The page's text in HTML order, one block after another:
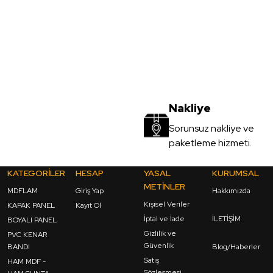
Nakliye
Sorunsuz nakliye ve
paketleme hizmeti.
KATEGORİLER
MDFLAM
KAPAK PANEL
BOYALI PANEL
PVC KENAR
BANDI
HAM MDF -
HESAP
Giriş Yap
Kayıt Ol
YASAL
METİNLER
Kişisel Veriler
İptal ve İade
Gizlilik ve
Güvenlik
Satış
KURUMSAL
Hakkımızda
İLETİŞİM
Blog/Haberler